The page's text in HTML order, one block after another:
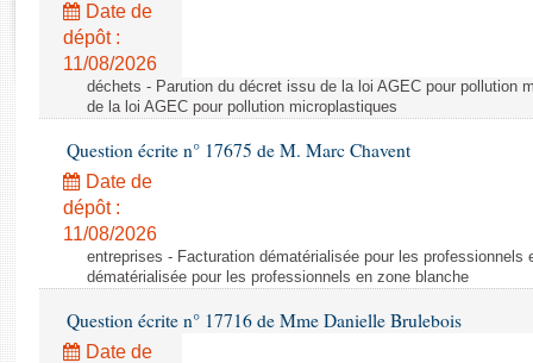
Rapports législatifs
Rapports sur l'application des lois
Baromètre de l’application des lois
Dossiers législatifs
Budget et sécurité sociale
Questions écrites et orales
Comptes rendus des débats
Date de
dépôt :
11/08/2026
déchets - Parution du décret issu de la loi AGEC pour pollution
de la loi AGEC pour pollution microplastiques
Question écrite n° 17675 de M. Marc Chavent
Date de
dépôt :
11/08/2026
entreprises - Facturation dématérialisée pour les professionnels
dématérialisée pour les professionnels en zone blanche
Question écrite n° 17716 de Mme Danielle Brulebois
Date de